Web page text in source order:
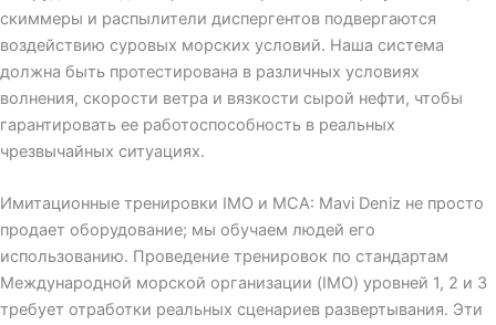
скиммеры и распылители диспергентов подвергаются
воздействию суровых морских условий. Наша система
должна быть протестирована в различных условиях
волнения, скорости ветра и вязкости сырой нефти, чтобы
гарантировать ее работоспособность в реальных
чрезвычайных ситуациях.
Имитационные тренировки IMO и MCA: Mavi Deniz не просто
продает оборудование; мы обучаем людей его
использованию. Проведение тренировок по стандартам
Международной морской организации (IMO) уровней 1, 2 и 3
требует отработки реальных сценариев развертывания. Эти